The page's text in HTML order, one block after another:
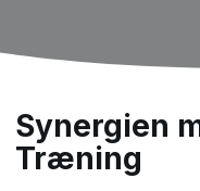
Synergien
Træning